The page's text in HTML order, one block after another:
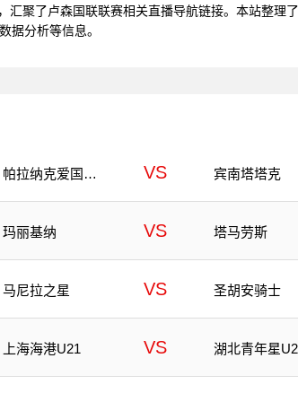
汇聚了卢森国联联赛相关直播导航链接。本站整理
据分析等信息。
帕拉纳克爱国者
VS 宾南塔塔克
玛丽基纳 VS 塔马劳斯
马尼拉之星 VS 圣胡安骑士
上海海港U21 VS 湖北青年星